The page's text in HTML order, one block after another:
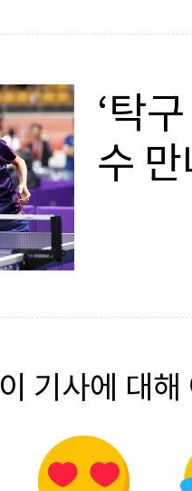
‘탁
수
이 기사에 대